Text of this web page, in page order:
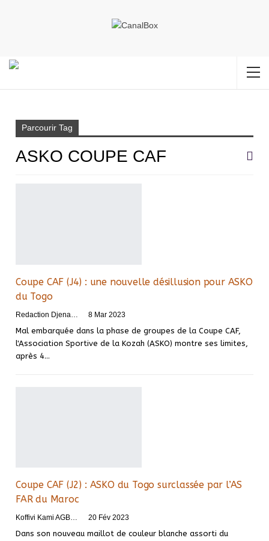
Parcourir Tag
ASKO COUPE CAF
Coupe CAF (J4) : une nouvelle désillusion pour ASKO
du Togo
8 Mar 2023
Mal embarquée dans la phase de groupes de la Coupe CAF,
l'Association Sportive de la Kozah (ASKO) montre ses limites,
après 4…
Coupe CAF (J2) : ASKO du Togo surclassée par l’AS
FAR du Maroc
Koffivi Kami AGBETOU 20 Fév 2023
Dans son nouveau maillot de couleur blanche assorti du